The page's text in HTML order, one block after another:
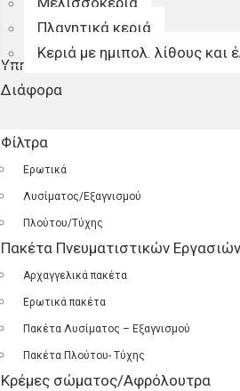
Πλανητικά κεριά
Κεριά με ημιπολ. λίθους και
Υπηρεσίες
Διάφορα
Φίλτρα
Ερωτικά
Λυσίματος/Εξαγνισμού
Πλούτου/Τύχης
Πακέτα Πνευματιστικών Εργασιών
Αρχαγγελικά πακέτα
Ερωτικά πακέτα
Πακέτα Λυσίματος – Εξαγνισμού
Πακέτα Πλούτου- Τύχης
Κρέμες σώματος/Αφρόλουτρα